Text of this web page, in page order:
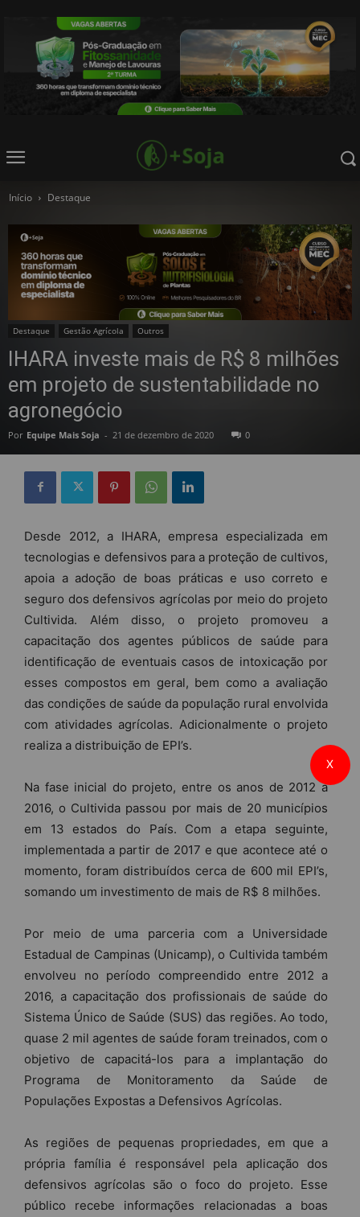
Início Destaque
Destaque Gestão Agrícola Outros
IHARA investe mais de R$ 8 milhões
em projeto de sustentabilidade no
agronegócio
Por Equipe Mais Soja - 21 de dezembro de 2020 0
Desde 2012, a IHARA, empresa especializada em
tecnologias e defensivos para a proteção de cultivos,
apoia a adoção de boas práticas e uso correto e
seguro dos defensivos agrícolas por meio do projeto
Cultivida. Além disso, o projeto promoveu a
capacitação dos agentes públicos de saúde para
identificação de eventuais casos de intoxicação por
esses compostos em geral, bem como a avaliação
das condições de saúde da população rural envolvida
com atividades agrícolas. Adicionalmente o projeto
realiza a distribuição de EPI’s.
Na fase inicial do projeto, entre os anos de 2012 a
2016, o Cultivida passou por mais de 20 municípios
em 13 estados do País. Com a etapa seguinte,
implementada a partir de 2017 e que acontece até o
momento, foram distribuídos cerca de 600 mil EPI’s,
somando um investimento de mais de R$ 8 milhões.
Por meio de uma parceria com a Universidade
Estadual de Campinas (Unicamp), o Cultivida também
envolveu no período compreendido entre 2012 a
2016, a capacitação dos profissionais de saúde do
Sistema Único de Saúde (SUS) das regiões. Ao todo,
quase 2 mil agentes de saúde foram treinados, com o
objetivo de capacitá-los para a implantação do
Programa de Monitoramento da Saúde de
Populações Expostas a Defensivos Agrícolas.
As regiões de pequenas propriedades, em que a
própria família é responsável pela aplicação dos
defensivos agrícolas são o foco do projeto. Esse
público recebe informações relacionadas a boas
X